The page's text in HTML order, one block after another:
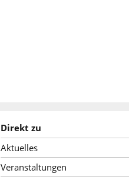
Direkt zu
Aktuelles
Veranstaltungen